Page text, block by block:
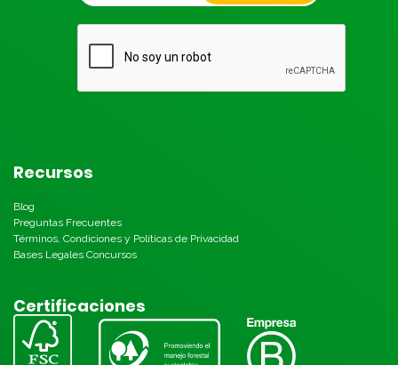
Recursos
Blog
Preguntas Frecuentes
Términos, Condiciones y Políticas de Privacidad
Bases Legales Concursos
Certificaciones